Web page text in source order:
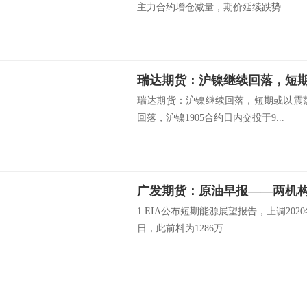
主力合约增仓减量，期价延续跌势...
瑞达期货：沪镍继续回落，短
瑞达期货：沪镍继续回落，短期或以
回落，沪镍1905合约日内交投于9...
1.EIA公布短期能源展望报告，上调
日，此前料为1286万...